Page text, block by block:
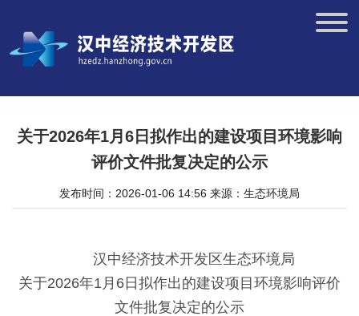
关于2026年1月6日拟作出的建设项目环境影响
评价文件批复决定的公示
发布时间：2026-01-06 14:56 来源：生态环境局
汉中经济技术开发区生态环境局
关于2026年1月6日拟作出的建设项目环境影响评价
文件批复决定的公示